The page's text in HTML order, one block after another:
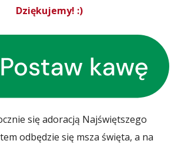
Dziękujemy! :)
się adoracją Najświętszego
odbędzie się msza święta, a na